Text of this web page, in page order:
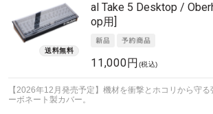
al Take 5 Desktop /
op用]
11,000円 (税込)
【2026年12月発売予定】機材を衝撃とホコリから守
ーボネート製カバー。